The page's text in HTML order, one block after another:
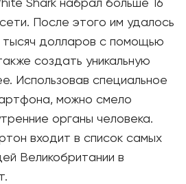
Shark набрал больше 16
После этого им удалось
тысяч долларов с помощью
создать уникальную
Использовав специальное
можно смело
органы человека.
входит в список самых
Великобритании в